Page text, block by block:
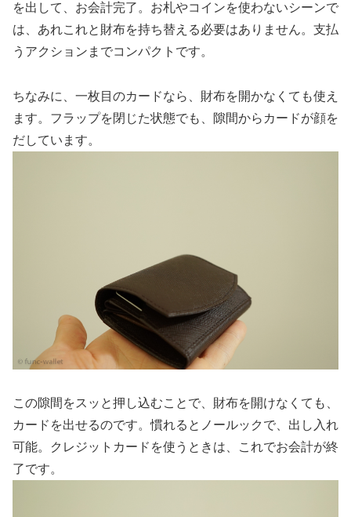
を出して、お会計完了。お札やコインを使わないシーンで
は、あれこれと財布を持ち替える必要はありません。支払
うアクションまでコンパクトです。
ちなみに、一枚目のカードなら、財布を開かなくても使え
ます。フラップを閉じた状態でも、隙間からカードが顔を
だしています。
この隙間をスッと押し込むことで、財布を開けなくても、
カードを出せるのです。慣れるとノールックで、出し入れ
可能。クレジットカードを使うときは、これでお会計が終
了です。